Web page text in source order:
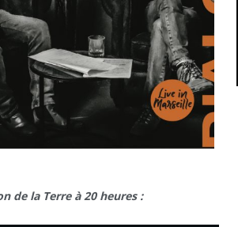
de la Terre à 20 heures :